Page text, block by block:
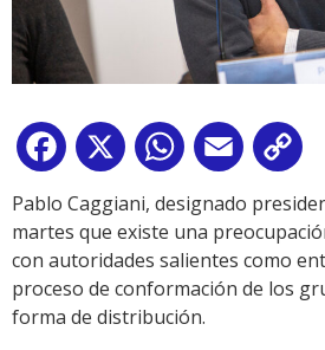
Facebook
X WhatsApp
Email
Pablo Caggiani, designado
martes que existe una
con autoridades salientes como
proceso de conformación de los
forma de distribución.